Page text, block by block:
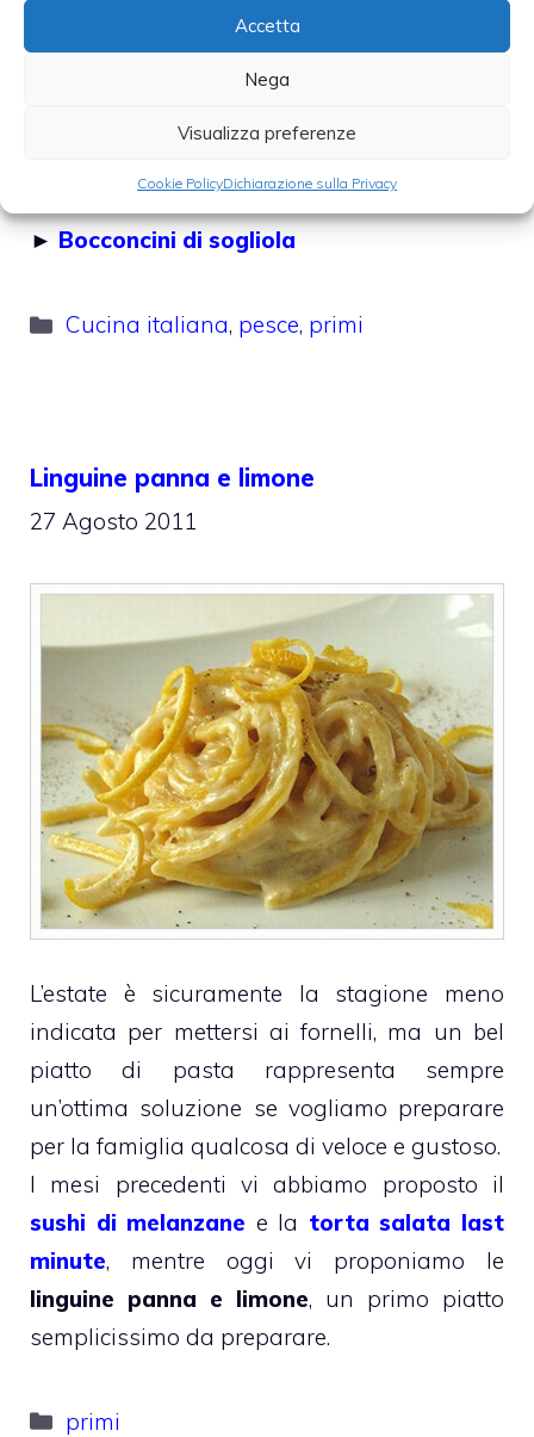
Accetta
Nega
Visualizza preferenze
Cookie PolicyDichiarazione sulla Privacy
Zuppa di pesce alla bretone
► Bocconcini di sogliola
Categorie
Cucina italiana, pesce, primi
Linguine panna e limone
27 Agosto 2011
L’estate è sicuramente la stagione meno
indicata per mettersi ai fornelli, ma un bel
piatto di pasta rappresenta sempre
un’ottima soluzione se vogliamo preparare
per la famiglia qualcosa di veloce e gustoso.
I mesi precedenti vi abbiamo proposto il
sushi di melanzane e la torta salata last
minute, mentre oggi vi proponiamo le
linguine panna e limone, un primo piatto
semplicissimo da preparare.
Categorie
primi